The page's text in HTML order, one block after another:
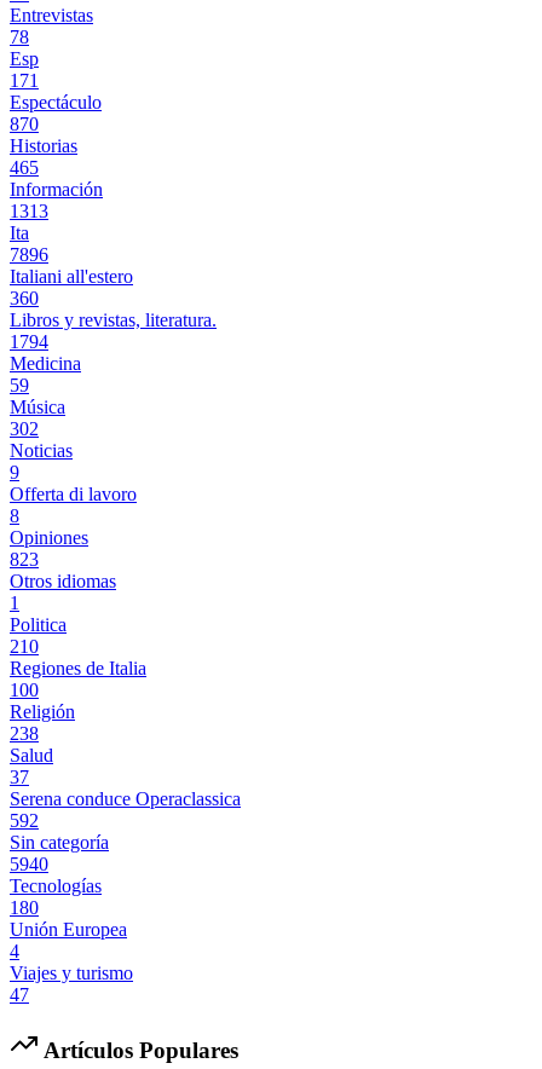
Entrevistas
78
Esp
171
Espectáculo
870
Historias
465
Información
1313
Ita
7896
Italiani all'estero
360
Libros y revistas, literatura.
1794
Medicina
59
Música
302
Noticias
9
Offerta di lavoro
8
Opiniones
823
Otros idiomas
1
Politica
210
Regiones de Italia
100
Religión
238
Salud
37
Serena conduce Operaclassica
592
Sin categoría
5940
Tecnologías
180
Unión Europea
4
Viajes y turismo
47
Artículos Populares